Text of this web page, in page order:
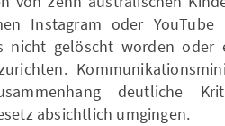
Instagram oder YouTube
nicht gelöscht worden oder
deutliche
absichtlich umgingen.